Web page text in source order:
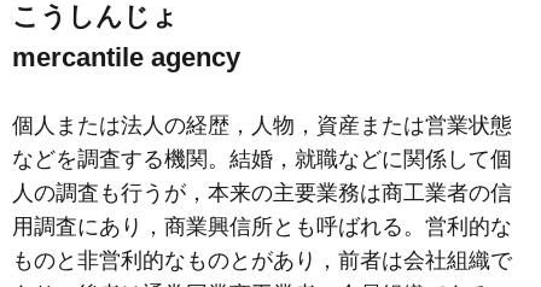
こうしんじょ
mercantile agency
個人または法人の経歴，人物，資産または営業状態
などを調査する機関。結婚，就職などに関係して個
人の調査も行うが，本来の主要業務は商工業者の信
用調査にあり，商業興信所とも呼ばれる。営利的な
ものと非営利的なものとがあり，前者は会社組織で